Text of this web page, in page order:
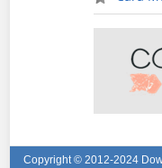
Copyright © 2012-2024